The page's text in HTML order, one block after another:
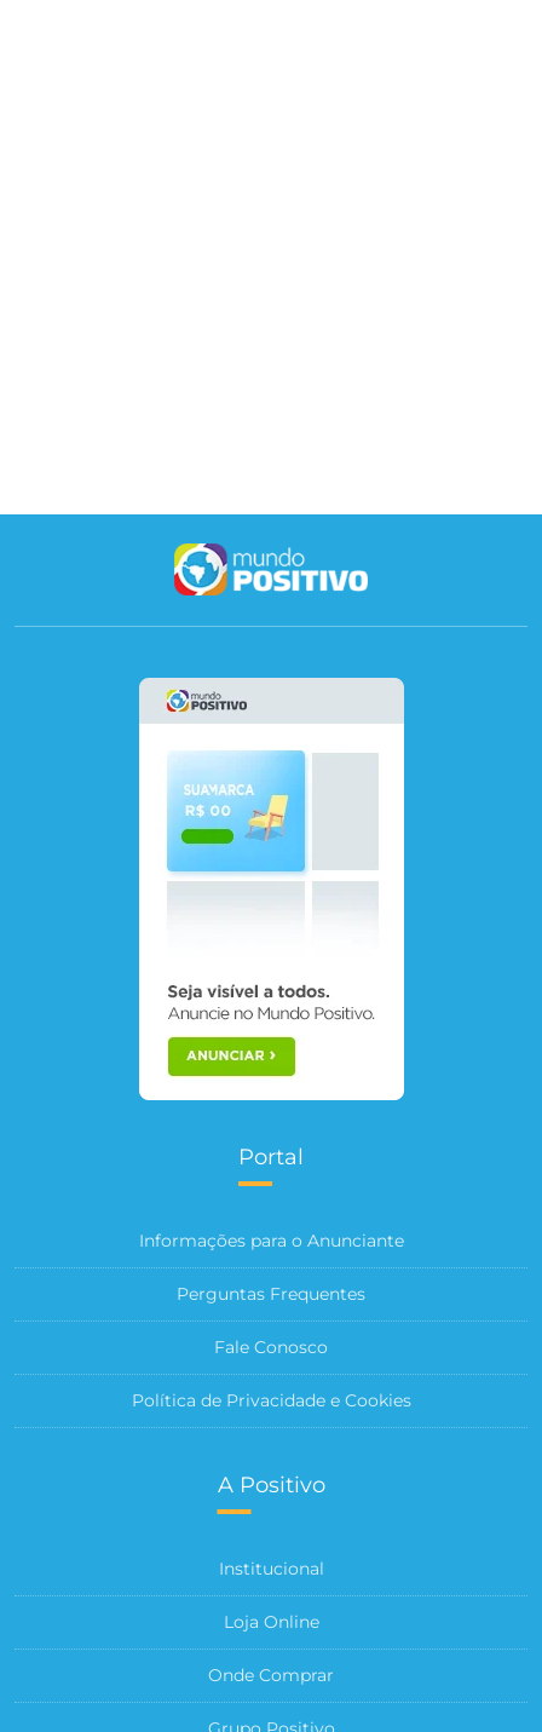
Portal
Informações para o Anunciante
Perguntas Frequentes
Fale Conosco
Política de Privacidade e Cookies
A Positivo
Institucional
Loja Online
Onde Comprar